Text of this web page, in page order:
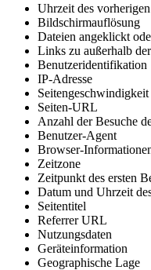
Uhrzeit des
Bildschirmauflösung
Dateien angeklickt
Links zu außerhalb
Benutzeridentifikation
IP-Adresse
Seitengeschwindigkeit
Seiten-URL
Anzahl der Besuche
Benutzer-Agent
Browser-
Zeitzone
Zeitpunkt des ersten
Datum und Uhrzeit
Seitentitel
Referrer URL
Nutzungsdaten
Geräteinformation
Geographische Lage